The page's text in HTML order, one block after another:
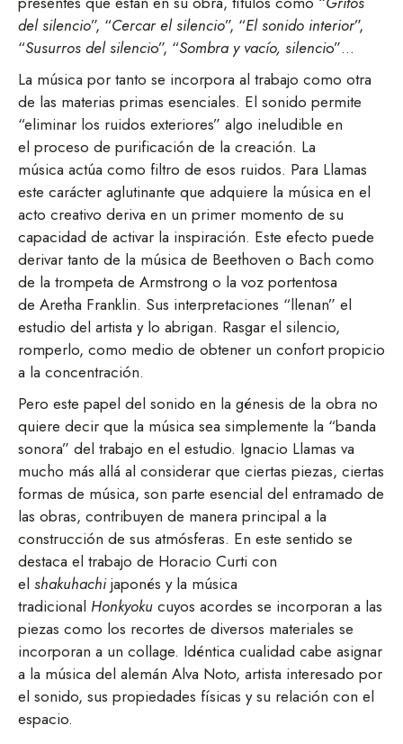
del silencio”, “Cercar el silencio”, “El sonido interior”,
“Susurros del silencio”, “Sombra y vacío, silencio”…
La música por tanto se incorpora al trabajo como otra
de las materias primas esenciales. El sonido permite
“eliminar los ruidos exteriores” algo ineludible en
el proceso de purificación de la creación. La
música actúa como filtro de esos ruidos. Para Llamas
este carácter aglutinante que adquiere la música en el
acto creativo deriva en un primer momento de su
capacidad de activar la inspiración. Este efecto puede
derivar tanto de la música de Beethoven o Bach como
de la trompeta de Armstrong o la voz portentosa
de Aretha Franklin. Sus interpretaciones “llenan” el
estudio del artista y lo abrigan. Rasgar el silencio,
romperlo, como medio de obtener un confort propicio
a la concentración.
Pero este papel del sonido en la génesis de la obra no
quiere decir que la música sea simplemente la “banda
sonora” del trabajo en el estudio. Ignacio Llamas va
mucho más allá al considerar que ciertas piezas, ciertas
formas de música, son parte esencial del entramado de
las obras, contribuyen de manera principal a la
construcción de sus atmósferas. En este sentido se
destaca el trabajo de Horacio Curti con
el shakuhachijaponés y la música
tradicional Honkyoku cuyos acordes se incorporan a las
piezas como los recortes de diversos materiales se
incorporan a un collage. Idéntica cualidad cabe asignar
a la música del alemán Alva Noto, artista interesado por
el sonido, sus propiedades físicas y su relación con el
espacio.